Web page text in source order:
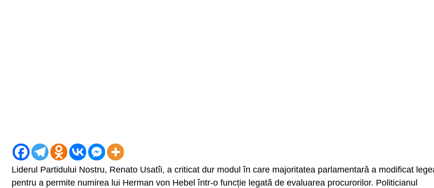
Liderul Partidului Nostru, Renato Usatîi, a criticat dur modul în care majoritatea parlamentară a modificat
pentru a permite numirea lui Herman von Hebel într-o funcție legată de evaluarea procurorilor. Politicianul